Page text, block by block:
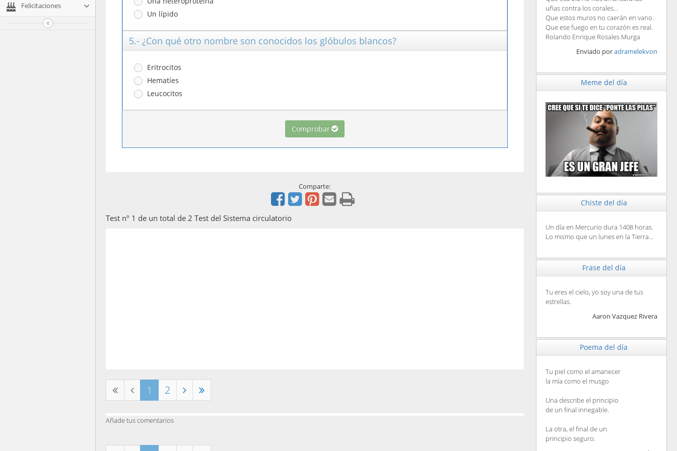
Felicitaciones
Un lípido
5.- ¿Con qué otro nombre son conocidos los glóbulos blancos?
Eritrocitos
Hematíes
Leucocitos
Comprobar
Comparte:
Test nº 1 de un total de 2 Test del Sistema circulatorio
1 2
Añade tus comentarios
uñas contra los corales...
Que estos muros no caerán en vano.
Que ese fuego en tu corazón es real.
Rolando Enrique Rosales Murga
Enviado poradramelekvon
Meme del día
Chiste del día
Un día en Mercurio dura 1408 horas.
Lo mismo que un lunes en la Tierra...
Frase del día
Tu eres el cielo, yo soy una de tus
estrellas.
Aaron Vazquez Rivera
Poema del día
Tu piel como el amanecer
la mía como el musgo
Una describe el principio
de un final innegable.
La otra, el final de un
principio seguro.